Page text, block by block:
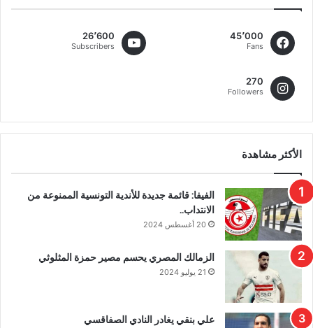
45٬000
Fans
26٬600
Subscribers
270
Followers
الأكثر مشاهدة
الفيفا: قائمة جديدة للأندية التونسية الممنوعة من
الانتداب..
20 أغسطس 2024
الزمالك المصري يحسم مصير حمزة المثلوثي
21 يوليو 2024
علي بنقي يغادر النادي الصفاقسي